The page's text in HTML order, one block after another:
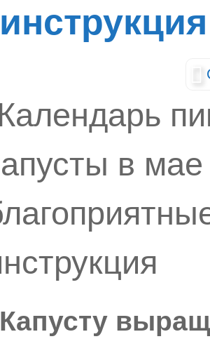
инструкция
Капусту